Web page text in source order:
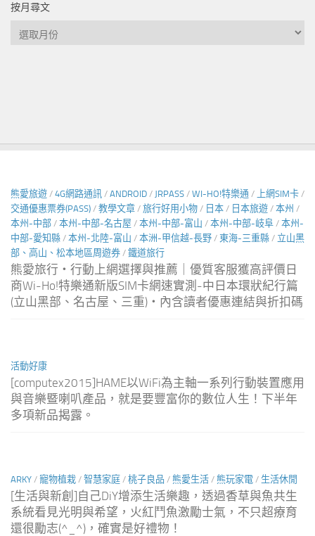
按月尋文
按
熊愛旅遊 / 4G網路通訊 / ANDROID / JRPASS / WI-HO!特樂通 / 上網SIM卡 /
交通優惠票券(PASS) / 教學文章 / 旅行好用小物 / 日本 / 日本旅遊 / 本州 /
本州-中部 / 本州-中部-名古屋 / 本州-中部-富山 / 本州-中部-岐阜 / 本州-
中部-愛知縣 / 本州-北陸-富山 / 本洲-甲信越-長野 / 東海-三重縣 / 立山黑
部、高山、松本地區周遊券 / 鐵道旅行
熊愛旅行‧行動上網選擇與推薦｜優質客服獲高評價日
商Wi-Ho!特樂通新版SIM卡網速實測-中日本環狀紀行篇
(立山黑部、名古屋、三重)‧內含讀者優惠連結與折扣碼
活動好康
[computex2015]HAME以WiFi為主軸一系列行動裝置應用
與音樂暨喇叭產品，就是要豐富你的數位人生！下半年
多項新品揭露。
ARKY / 寵物植栽 / 智慧家庭 / 桃子良品 / 熊愛生活 / 熊玩家電 / 生活休閒
[生活與新創]自己DiY增添生活樂趣，透過香草與魚共生
系統看見光明與希望，火紅鬥魚激勵士氣，不只超療育
還很勵志(^_^)，確實是好禮物！